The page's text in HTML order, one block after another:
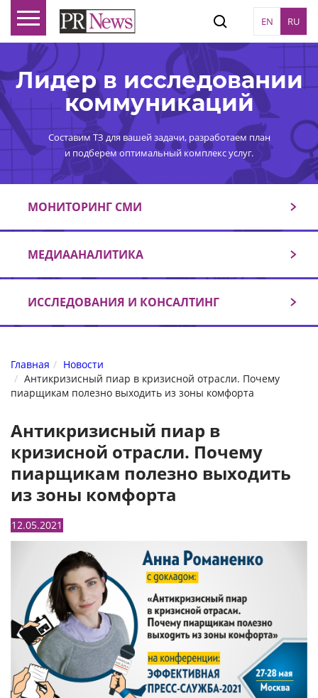
EN RU
Лидер в исследовании
коммуникаций
Составим ТЗ для вашей задачи, разработаем план
и подберем оптимальный комплекс услуг.
МОНИТОРИНГ СМИ
МЕДИААНАЛИТИКА
ИССЛЕДОВАНИЯ И КОНСАЛТИНГ
Главная
Новости
Антикризисный пиар в кризисной отрасли. Почему
пиарщикам полезно выходить из зоны комфорта
Антикризисный пиар в
кризисной отрасли. Почему
пиарщикам полезно выходить
из зоны комфорта
12.05.2021